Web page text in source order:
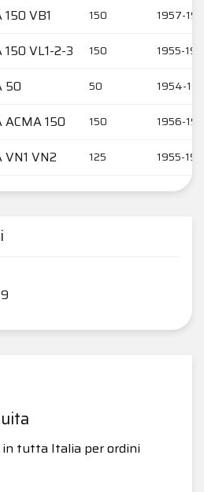
150 VB1 150 1957-
150 VL1-2-3 150 1955-
50 50 1954-
ACMA 150 150 1956-
VN1 VN2 125 1955-
tutta Italia per ordini